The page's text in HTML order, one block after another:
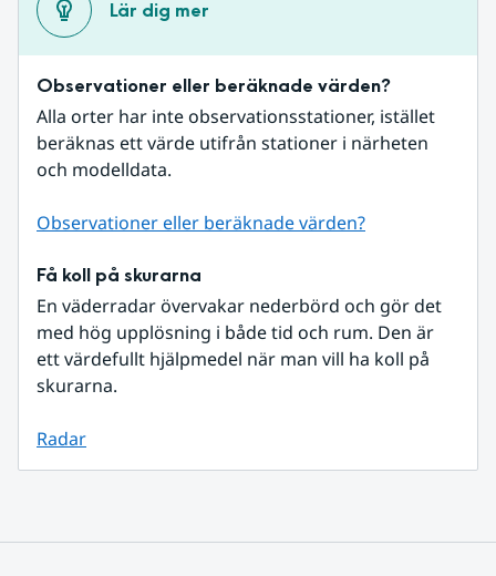
Lär dig mer
Observationer eller beräknade värden?
Alla orter har inte observationsstationer, istället
beräknas ett värde utifrån stationer i närheten
och modelldata.
Observationer eller beräknade värden?
Få koll på skurarna
En väderradar övervakar nederbörd och gör det
med hög upplösning i både tid och rum. Den är
ett värdefullt hjälpmedel när man vill ha koll på
skurarna.
Radar